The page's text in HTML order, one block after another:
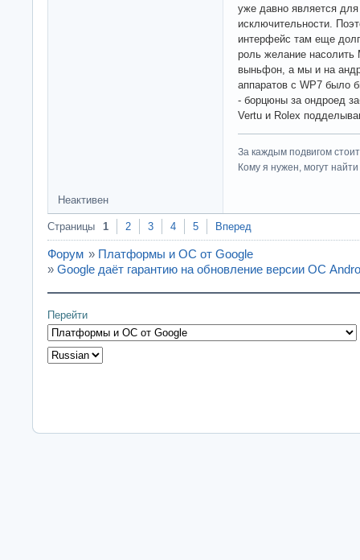
уже давно является
исключительности.
интерфейс там еще
роль желание
выньфон, а мы и на
аппаратов с WP7 было
- борцюны за ондроед
Vertu и Rolex
За каждым подвигом
Кому я нужен, могут
Неактивен
Страницы 1 2 3 4 5 Вперед
Форум » Платформы и ОС от Google
» Google даёт гарантию на обновление версии ОС
Перейти